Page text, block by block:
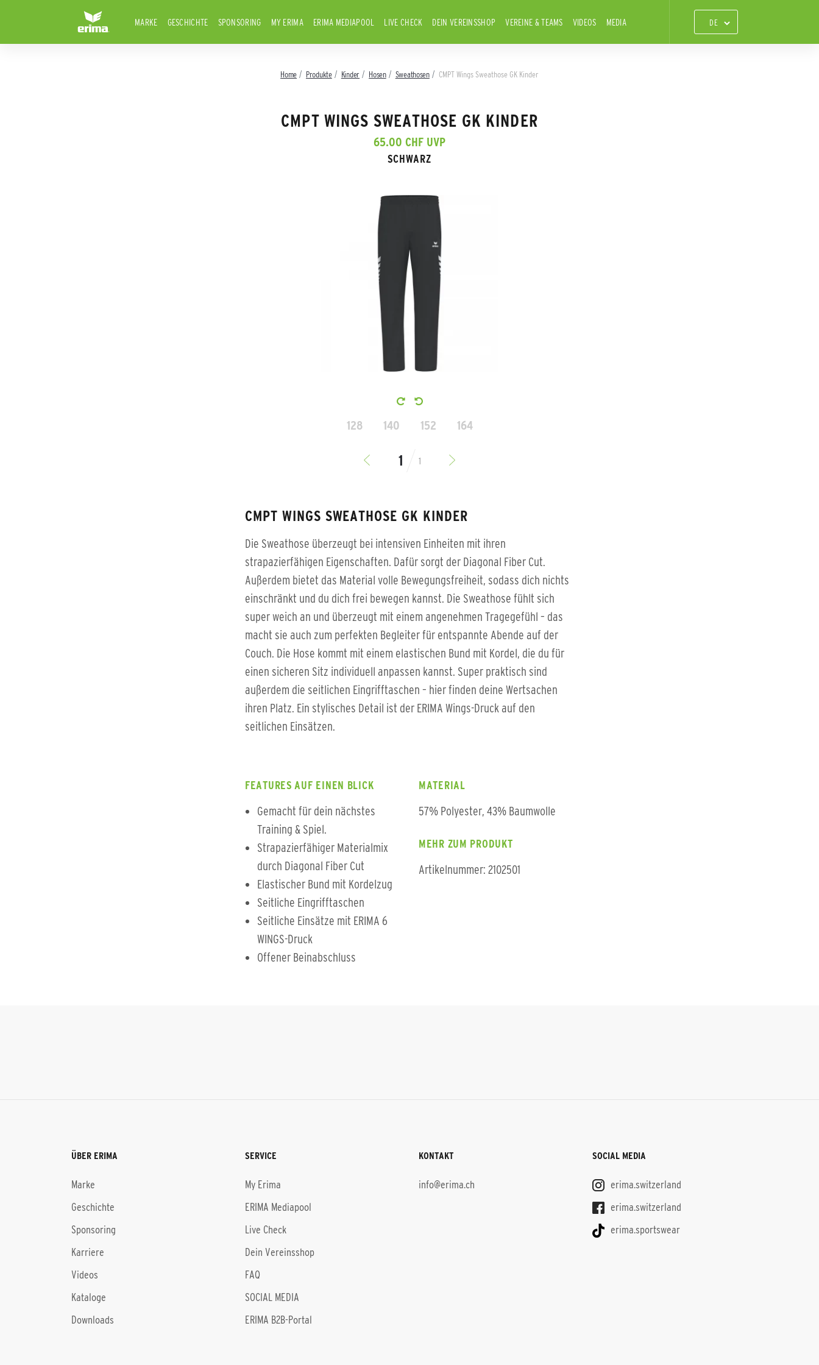
MARKE GESCHICHTE SPONSORING MY ERIMA ERIMA MEDIAPOOL LIVE CHECK DEIN VEREINSSHOP VEREINE & TEAMS VIDEOS MEDIA
Home Produkte Kinder Hosen Sweathosen CMPT Wings Sweathose GK Kinder
CMPT WINGS SWEATHOSE GK KINDER
65.00 CHF UVP
SCHWARZ
128 140 152 164
1
CMPT WINGS SWEATHOSE GK KINDER
Die Sweathose überzeugt bei intensiven Einheiten mit ihren
strapazierfähigen Eigenschaften. Dafür sorgt der Diagonal Fiber Cut.
Außerdem bietet das Material volle Bewegungsfreiheit, sodass dich nichts
einschränkt und du dich frei bewegen kannst. Die Sweathose fühlt sich
super weich an und überzeugt mit einem angenehmen Tragegefühl – das
macht sie auch zum perfekten Begleiter für entspannte Abende auf der
Couch. Die Hose kommt mit einem elastischen Bund mit Kordel, die du für
einen sicheren Sitz individuell anpassen kannst. Super praktisch sind
außerdem die seitlichen Eingrifftaschen – hier finden deine Wertsachen
ihren Platz. Ein stylisches Detail ist der ERIMA Wings-Druck auf den
seitlichen Einsätzen.
FEATURES AUF EINEN BLICK
Gemacht für dein nächstes
Training & Spiel.
Strapazierfähiger Materialmix
durch Diagonal Fiber Cut
Elastischer Bund mit Kordelzug
Seitliche Eingrifftaschen
Seitliche Einsätze mit ERIMA 6
WINGS-Druck
Offener Beinabschluss
MATERIAL
57% Polyester, 43% Baumwolle
MEHR ZUM PRODUKT
Artikelnummer: 2102501
ÜBER ERIMA
Marke
Geschichte
Sponsoring
Karriere
Videos
Kataloge
Downloads
SERVICE
My Erima
ERIMA Mediapool
Live Check
Dein Vereinsshop
FAQ
SOCIAL MEDIA
ERIMA B2B-Portal
KONTAKT
info@erima.ch
SOCIAL MEDIA
erima.switzerland
erima.switzerland
erima.sportswear